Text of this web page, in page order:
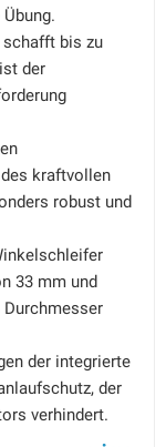
schafft bis zu
der
kraftvollen
robust und
33 mm und
der integrierte
der
verhindert.